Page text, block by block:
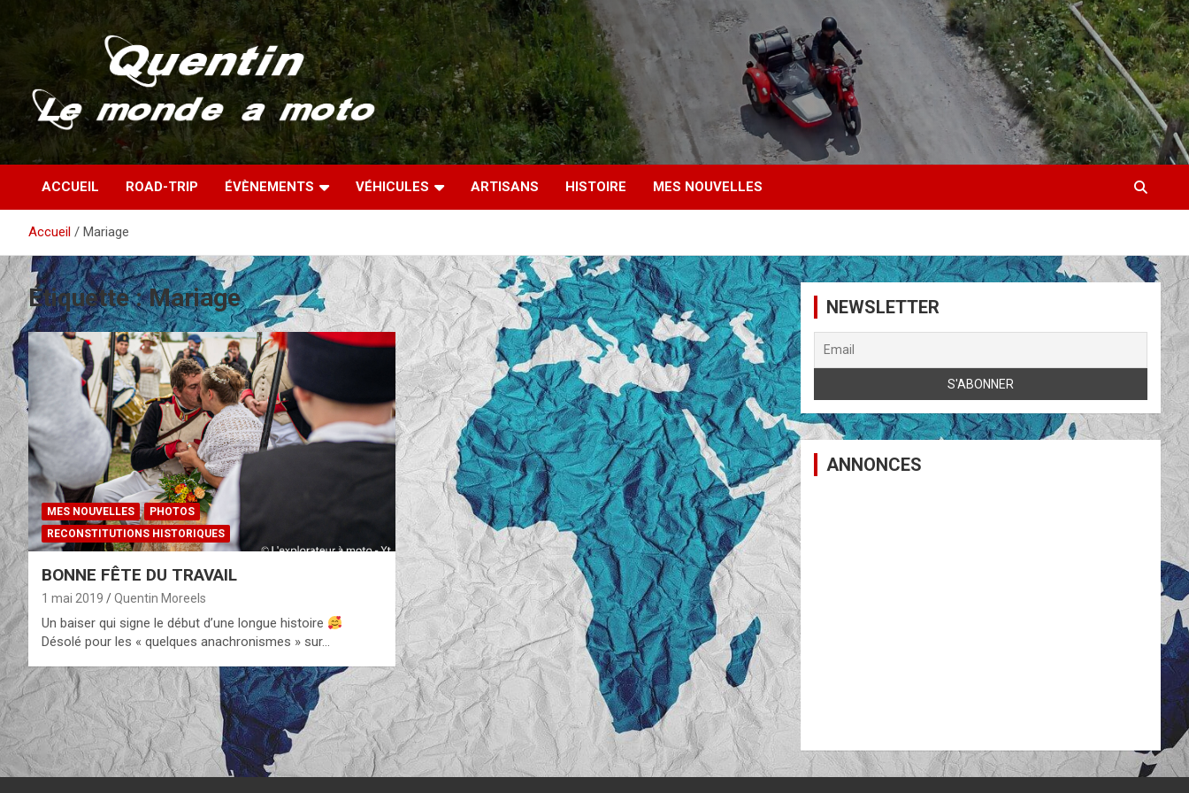
au
contenu
Quentin – Le monde à
moto
Partez à la découverte du monde en vieille bécane
ACCUEIL ROAD-TRIP ÉVÈNEMENTS VÉHICULES ARTISANS HISTOIRE MES NOUVELLES
Accueil Mariage
Étiquette :Mariage
MES NOUVELLES
PHOTOS
RECONSTITUTIONS HISTORIQUES
BONNE FÊTE DU TRAVAIL
1 mai 2019 Quentin Moreels
Un baiser qui signe le début d’une longue histoire
Désolé pour les « quelques anachronismes » sur…
NEWSLETTER
ANNONCES